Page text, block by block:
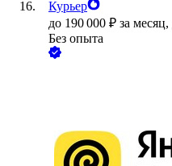
Курьер
до 190 000 ₽ за месяц,
Без опыта